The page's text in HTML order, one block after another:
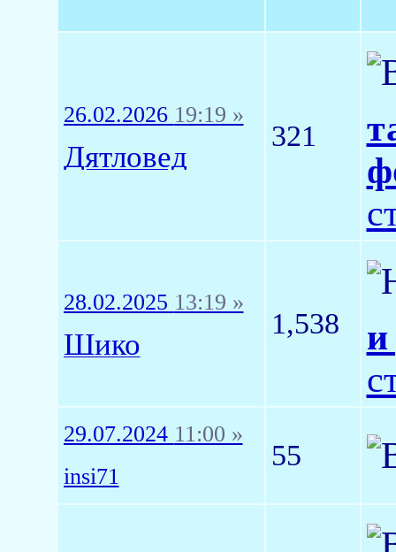
26.02.2026 19:19 »
Дятловед
321
28.02.2025 13:19 »
Шико
1,538
и
29.07.2024 11:00 »
insi71
55